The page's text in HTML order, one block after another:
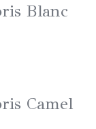
Blanc
Camel